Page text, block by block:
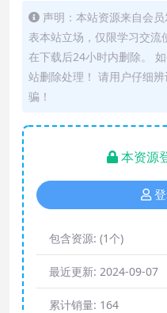
声明：本站资源来自会
表本站立场，仅限学习交流
在下载后24小时内删除。
站删除处理！ 请用户仔细
骗！
本资源
包含资源: (1个)
最近更新: 2024-09-07
累计销量: 164